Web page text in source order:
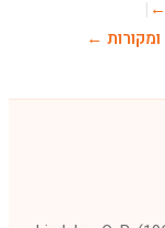
|
←